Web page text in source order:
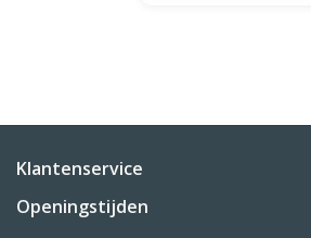
Klantenservice
Openingstijden